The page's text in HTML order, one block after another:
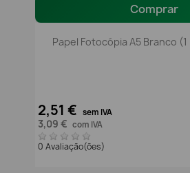
Comprar
Papel Fotocópia A5 Branco
2,51 € sem IVA
3,09 € com IVA
0 Avaliação(ões)